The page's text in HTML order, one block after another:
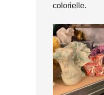
colorielle.